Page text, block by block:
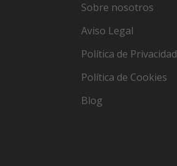
Sobre nosotros
Aviso Legal
Política de Privacidad
Política de Cookies
Blog